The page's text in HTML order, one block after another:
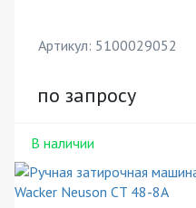
Артикул: 5100029052
по запросу
В наличии